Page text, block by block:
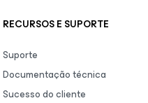
RECURSOS E SUPORTE
Suporte
Documentação técnica
Sucesso do cliente